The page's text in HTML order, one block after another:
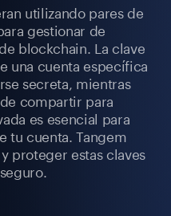
utilizando pares de
gestionar de
blockchain. La clave
una cuenta específica
secreta, mientras
compartir para
es esencial para
tu cuenta. Tangem
proteger estas claves